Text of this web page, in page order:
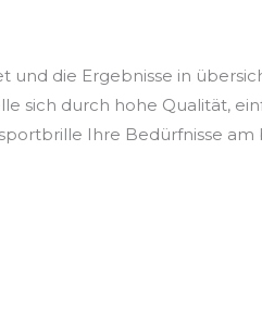
die Ergebnisse in
sich durch hohe Qualität,
Ihre Bedürfnisse